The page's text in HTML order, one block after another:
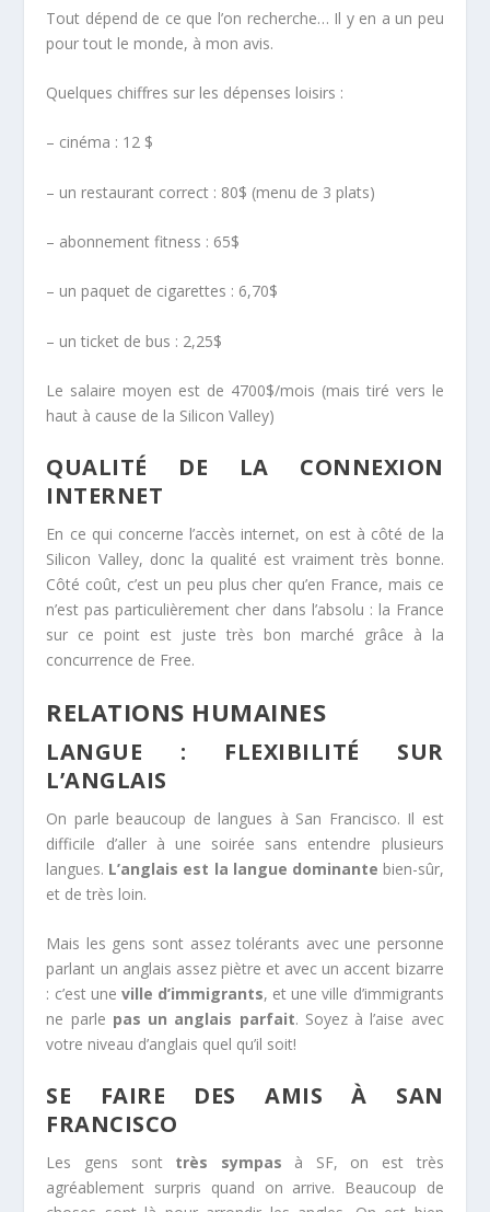
Tout dépend de ce que l’on recherche… Il y en a un peu
pour tout le monde, à mon avis.
Quelques chiffres sur les dépenses loisirs :
– cinéma : 12 $
– un restaurant correct : 80$ (menu de 3 plats)
– abonnement fitness : 65$
– un paquet de cigarettes : 6,70$
– un ticket de bus : 2,25$
Le salaire moyen est de 4700$/mois (mais tiré vers le
haut à cause de la Silicon Valley)
QUALITÉ DE LA CONNEXION
INTERNET
En ce qui concerne l’accès internet, on est à côté de la
Silicon Valley, donc la qualité est vraiment très bonne.
Côté coût, c’est un peu plus cher qu’en France, mais ce
n’est pas particulièrement cher dans l’absolu : la France
sur ce point est juste très bon marché grâce à la
concurrence de Free.
RELATIONS HUMAINES
LANGUE : FLEXIBILITÉ SUR
L’ANGLAIS
On parle beaucoup de langues à San Francisco. Il est
difficile d’aller à une soirée sans entendre plusieurs
langues. L’anglais est la langue dominante bien-sûr,
et de très loin.
Mais les gens sont assez tolérants avec une personne
parlant un anglais assez piètre et avec un accent bizarre
: c’est une ville d’immigrants, et une ville d’immigrants
ne parle pas un anglais parfait. Soyez à l’aise avec
votre niveau d’anglais quel qu’il soit!
SE FAIRE DES AMIS À SAN
FRANCISCO
Les gens sont très sympas à SF, on est très
agréablement surpris quand on arrive. Beaucoup de